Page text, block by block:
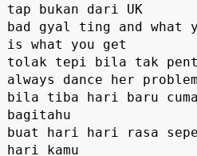
tap bukan dari UK
bad gyal ting and what
is what you get
tolak tepi bila tak
always dance her
bila tiba hari baru
bagitahu
buat hari hari rasa
hari kamu